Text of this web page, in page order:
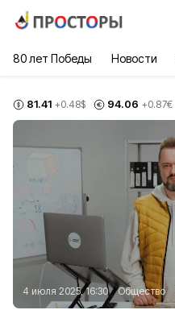
80 лет Победы Новости
81.41 +0.48$ 94.06 +0.87€
4 июля 2025, 16:30 Общество